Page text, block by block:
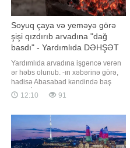
Soyuq çaya və yeməyə görə
şişi qızdırıb arvadına "dağ
basdı" - Yardımlıda DƏHŞƏT
Yardımlıda arvadına işgəncə verən
ər həbs olunub. -ın xəbərinə görə,
hadisə Abasabad kəndində baş
verib. İttiham aktına görə, 31 yaşlı
Elçin Mütəllibov (şərti adla) yeməyin
qeyri-rəsmi şəkildə bir yerdə
yaşadığı zərərçəkən Gülnarı (şərti
adla) təhqir edib və yumruqla so
12:10 91